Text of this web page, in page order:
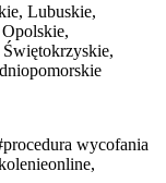
, Lubuskie,
Opolskie,
Świętokrzyskie,
wycofania
,